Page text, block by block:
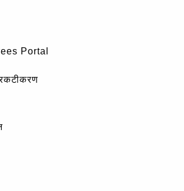
Portal